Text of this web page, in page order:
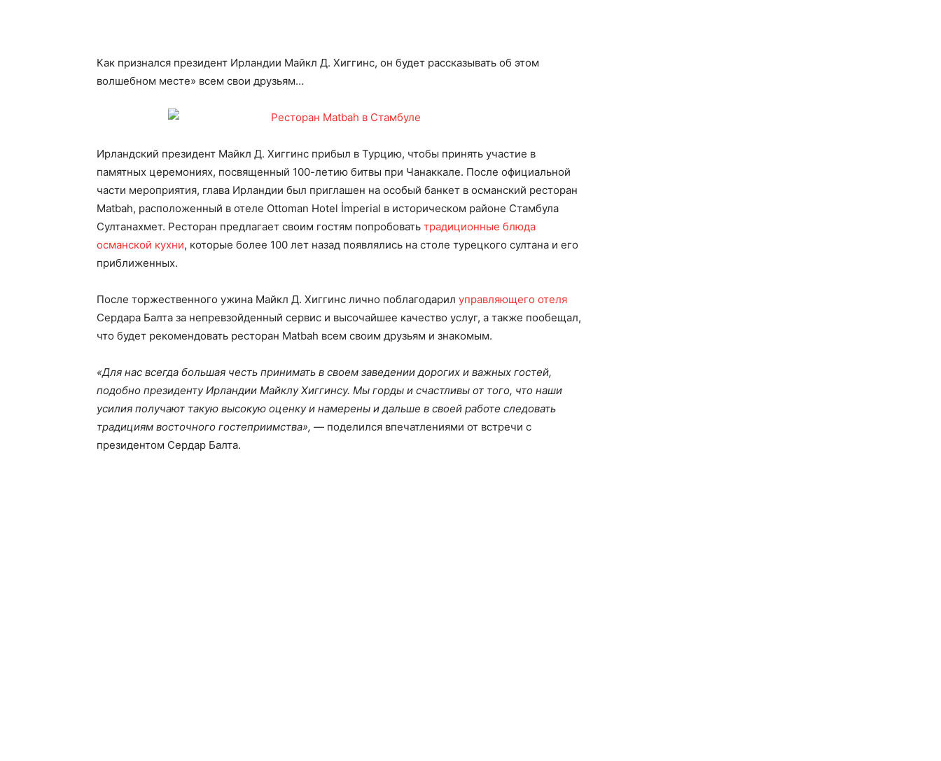
Как признался президент Ирландии Майкл Д. Хиггинс, он будет рассказывать об этом
волшебном месте» всем свои друзьям…
Ирландский президент Майкл Д. Хиггинс прибыл в Турцию, чтобы принять участие в
памятных церемониях, посвященный 100-летию битвы при Чанаккале. После официальной
части мероприятия, глава Ирландии был приглашен на особый банкет в османский ресторан
Matbah, расположенный в отеле Ottoman Hotel İmperial в историческом районе Стамбула
Султанахмет. Ресторан предлагает своим гостям попробовать традиционные блюда
османской кухни, которые более 100 лет назад появлялись на столе турецкого султана и его
приближенных.
После торжественного ужина Майкл Д. Хиггинс лично поблагодарил управляющего отеля
Сердара Балта за непревзойденный сервис и высочайшее качество услуг, а также пообещал,
что будет рекомендовать ресторан Matbah всем своим друзьям и знакомым.
«Для нас всегда большая честь принимать в своем заведении дорогих и важных гостей,
подобно президенту Ирландии Майклу Хиггинсу. Мы горды и счастливы от того, что наши
усилия получают такую высокую оценку и намерены и дальше в своей работе следовать
традициям восточного гостеприимства», — поделился впечатлениями от встречи с
президентом Сердар Балта.